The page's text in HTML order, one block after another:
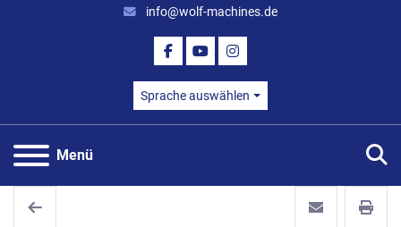
info@wolf-machines.de
FACEBOOK
YOUTUBEINSTAGRAM
Sprache auswählen
Menü